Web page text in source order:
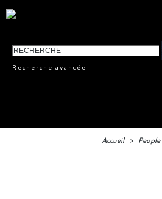
Recherche avancée
Accueil > People